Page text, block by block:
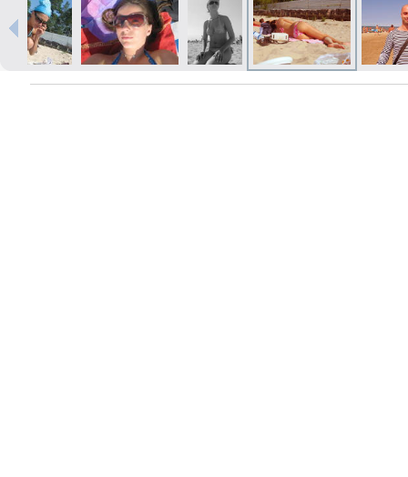
Izdrukas 1h laikā Rīgā – pasūtiet
tiešsaistē
Dažādi formāti un papīra veidi